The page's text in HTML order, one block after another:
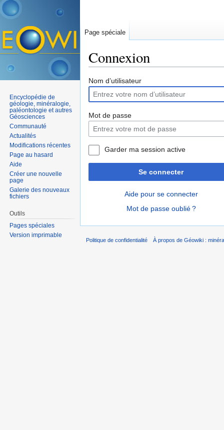
Connexion
Nom d’utilisateur
Mot de passe
Garder ma session active
Se connecter
Aide pour se connecter
Mot de passe oublié ?
Page spéciale
Encyclopédie de
géologie, minéralogie,
paléontologie et autres
Géosciences
Communauté
Actualités
Modifications récentes
Page au hasard
Aide
Créer une nouvelle
page
Galerie des nouveaux
fichiers
Outils
Pages spéciales
Version imprimable
Politique de confidentialité À propos de Géowiki :